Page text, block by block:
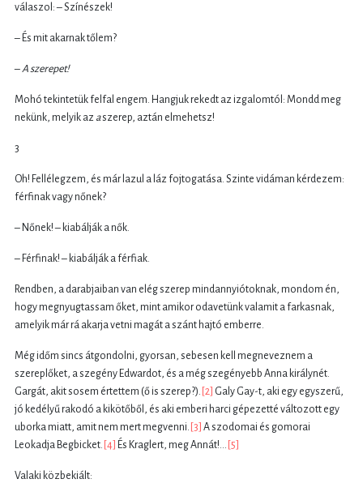
válaszol: – Színészek!
– És mit akarnak tőlem?
–A szerepet!
Mohó tekintetük felfal engem. Hangjuk rekedt az izgalomtól: Mondd meg
nekünk, melyik az aszerep, aztán elmehetsz!
3
Oh! Fellélegzem, és már lazul a láz fojtogatása. Szinte vidáman kérdezem:
férfinak vagy nőnek?
– Nőnek! – kiabálják a nők.
– Férfinak! – kiabálják a férfiak.
Rendben, a darabjaiban van elég szerep mindannyiótoknak, mondom én,
hogy megnyugtassam őket, mint amikor odavetünk valamit a farkasnak,
amelyik már rá akarja vetni magát a szánt hajtó emberre.
Még időm sincs átgondolni, gyorsan, sebesen kell megneveznem a
szereplőket, a szegény Edwardot, és a még szegényebb Anna királynét.
Gargát, akit sosem értettem (ő is szerep?). [2] Galy Gay-t, aki egy egyszerű,
jó kedélyű rakodó a kikötőből, és aki emberi harci gépezetté változott egy
uborka miatt, amit nem mert megvenni. [3] A szodomai és gomorai
Leokadja Begbicket. [4] És Kraglert, meg Annát!... [5]
Valaki közbekiált: